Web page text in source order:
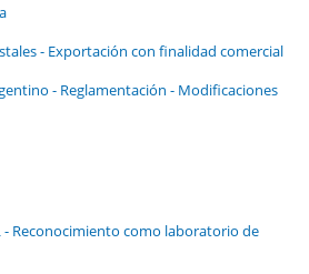
- Exportación con finalidad comercial
- Reglamentación - Modificaciones
- Reconocimiento como laboratorio de